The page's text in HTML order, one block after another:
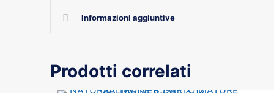
Informazioni aggiuntive
Prodotti correlati